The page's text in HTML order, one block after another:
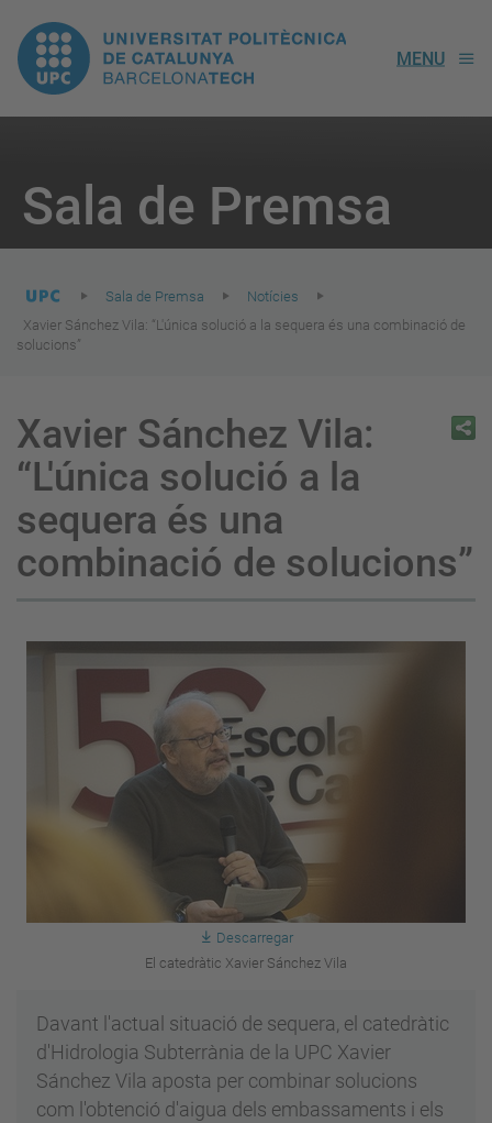
UPC.
Universitat
de
Catalunya
MENU
Sala de Premsa
here:
Sala de Premsa
Notícies
Xavier Sánchez Vila: “L'única solució a la sequera és una combinació de
solucions”
Xavier Sánchez Vila:
“L'única solució a la
sequera és una
combinació de solucions”
Descarregar
El catedràtic Xavier Sánchez Vila
Davant l'actual situació de sequera, el catedràtic
d'Hidrologia Subterrània de la UPC Xavier
Sánchez Vila aposta per combinar solucions
com l'obtenció d'aigua dels embassaments i els